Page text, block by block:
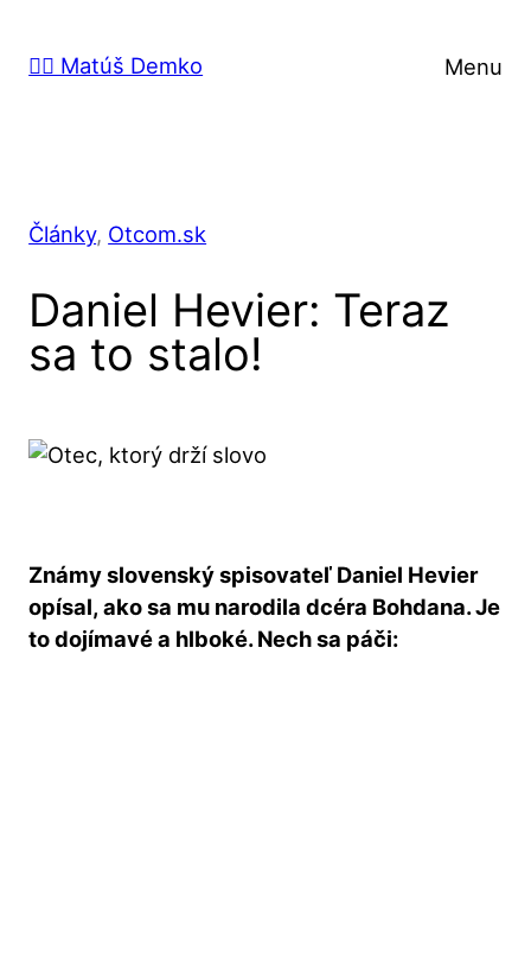
na🙋‍♂️ Matúš Demko Menu
Články, Otcom.sk
Daniel Hevier: Teraz
sa to stalo!
Známy slovenský spisovateľ Daniel Hevier
opísal, ako sa mu narodila dcéra Bohdana. Je
to dojímavé a hlboké. Nech sa páči: